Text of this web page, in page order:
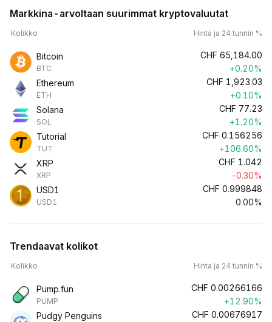
Markkina-arvoltaan suurimmat kryptovaluutat
Kolikko Hinta ja 24 tunnin %
Bitcoin
BTC
CHF 65,184.00
+0.20%
Ethereum
ETH
CHF 1,923.03
+0.10%
Solana
SOL
CHF 77.23
+1.20%
Tutorial
TUT
CHF 0.156256
+106.60%
XRP
XRP
CHF 1.042
-0.30%
USD1
USD1
CHF 0.999848
0.00%
Trendaavat kolikot
Kolikko Hinta ja 24 tunnin %
Pump.fun
PUMP
CHF 0.00266166
+12.90%
Pudgy Penguins
CHF 0.00676917